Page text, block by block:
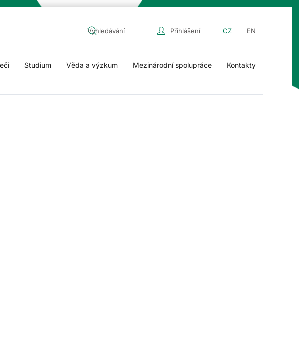
Přihlášení CZ EN
Studium Věda a výzkum Mezinárodní spolupráce Kontakty